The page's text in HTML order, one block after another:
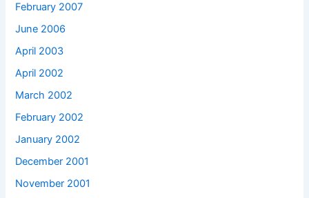
February 2007
June 2006
April 2003
April 2002
March 2002
February 2002
January 2002
December 2001
November 2001